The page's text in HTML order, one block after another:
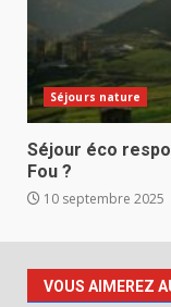
Séjours nature
Séjour éco
Fou ?
10 septembre 2025
VOUS AIMEREZ